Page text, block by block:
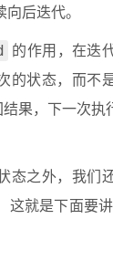
后迭代。
的作用，在迭
的状态，而不
结果，下一次执
态之外，我们
这就是下面要